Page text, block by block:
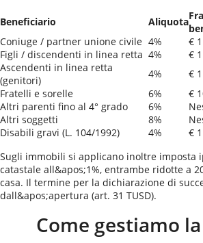
Beneficiario Aliquota
Coniuge / partner unione civile 4%
€
Figli / discendenti in linea retta 4%
€
Ascendenti in linea retta
(genitori)
4%
€
Fratelli e sorelle
6%
€
Altri parenti fino al 4° grado
6%
Altri soggetti
8%
Disabili gravi (L. 104/1992)
4%
€
Sugli immobili si applicano inoltre imposta
catastale all&apos;1%, entrambe ridotte a
casa. Il termine per la dichiarazione di
dall&apos;apertura (art. 31 TUSD).
Come gestiamo